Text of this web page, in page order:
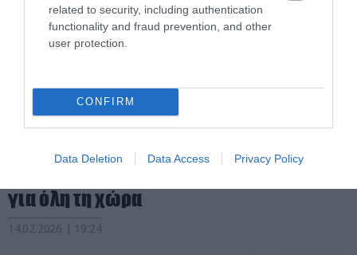
related to security, including authentication
functionality and fraud prevention, and other
user protection.
CONFIRM
Data Deletion Data Access Privacy Policy
PRONEWS.GR /ΚΑΙΡΟΣ
Με τοπικές βροχές και καταιγίδες ο
για όλη τη χώρα
14.02.2026 | 19:24